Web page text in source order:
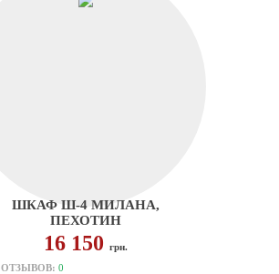
ШКАФ Ш-4 МИЛАНА,
ПЕХОТИН
16 150 грн.
ОТЗЫВОВ: 0